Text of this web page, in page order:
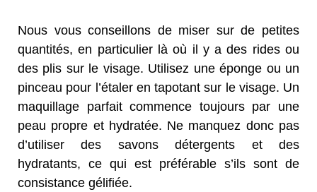
Nous vous conseillons de miser sur de petites
quantités, en particulier là où il y a des rides ou
des plis sur le visage. Utilisez une éponge ou un
pinceau pour l’étaler en tapotant sur le visage. Un
maquillage parfait commence toujours par une
peau propre et hydratée. Ne manquez donc pas
d’utiliser des savons détergents et des
hydratants, ce qui est préférable s’ils sont de
consistance gélifiée.